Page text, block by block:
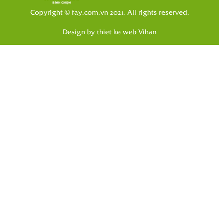
Copyright © fay.com.vn 2021. All rights reserved.
Design by thiet ke web Vihan